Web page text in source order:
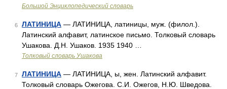
Большой Энциклопедический словарь
6 ЛАТИНИЦА — ЛАТИНИЦА, латиницы, муж. (филол.).
Латинский алфавит, латинское письмо. Толковый словарь
Ушакова. Д.Н. Ушаков. 1935 1940 …
Толковый словарь Ушакова
7 ЛАТИНИЦА — ЛАТИНИЦА, ы, жен. Латинский алфавит.
Толковый словарь Ожегова. С.И. Ожегов, Н.Ю. Шведова.